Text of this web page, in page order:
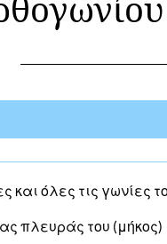
και όλες τις γωνίες
πλευράς του